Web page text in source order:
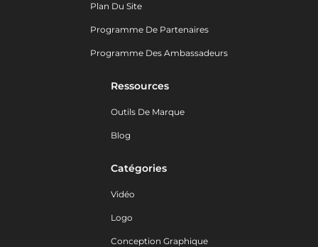
Plan Du Site
Programme De Partenaires
Programme Des Ambassadeurs
Ressources
Outils De Marque
Blog
Catégories
Vidéo
Logo
Conception Graphique